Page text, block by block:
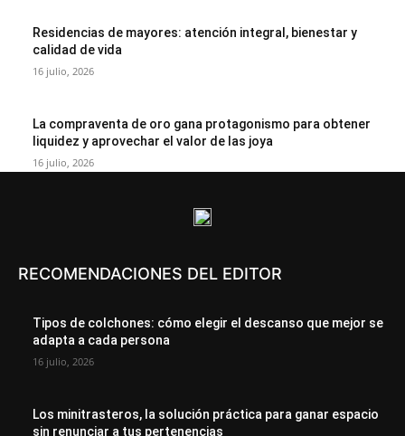
Residencias de mayores: atención integral, bienestar y
calidad de vida
16 julio, 2026
La compraventa de oro gana protagonismo para obtener
liquidez y aprovechar el valor de las joya
16 julio, 2026
RECOMENDACIONES DEL EDITOR
Tipos de colchones: cómo elegir el descanso que mejor se
adapta a cada persona
16 julio, 2026
Los minitrasteros, la solución práctica para ganar espacio
sin renunciar a tus pertenencias